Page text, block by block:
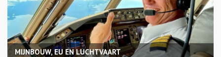
MIJNBOUW, EU EN LUCHTVAART